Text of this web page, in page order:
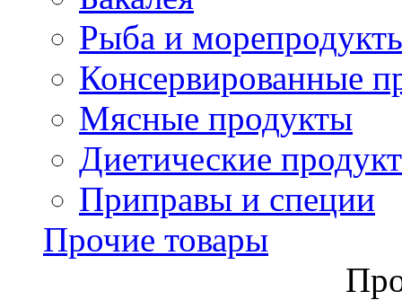
Рыба и
Консервированные
Мясные продукты
Диетические
Приправы и специи
Прочие товары